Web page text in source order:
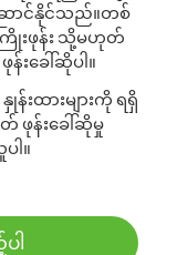
ောင်နိုင်သည်။တစ်
ကြိုးဖုန်း သို့မဟုတ်
ခေါ်ဆိုပါ။
ထားများကို ရရှိ
ဖုန်းခေါ်ဆိုမှု
ါ။
ါ